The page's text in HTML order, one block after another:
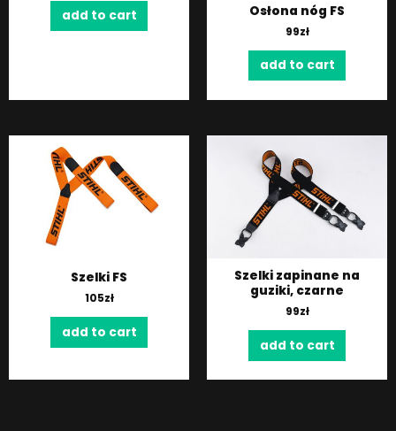
add to cart Osłona nóg FS
99zł
add to cart
Szelki FS
105zł
add to cart
Szelki zapinane na
guziki, czarne
99zł
add to cart